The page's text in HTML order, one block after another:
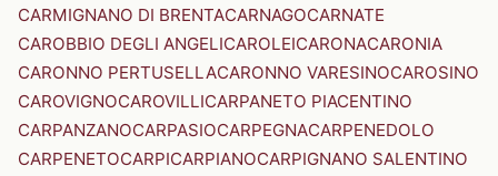
CARMIGNANO DI BRENTACARNAGOCARNATE
CAROBBIO DEGLI ANGELICAROLEICARONACARONIA
CARONNO PERTUSELLACARONNO VARESINOCAROSINO
CAROVIGNOCAROVILLICARPANETO PIACENTINO
CARPANZANOCARPASIOCARPEGNACARPENEDOLO
CARPENETOCARPICARPIANOCARPIGNANO SALENTINO